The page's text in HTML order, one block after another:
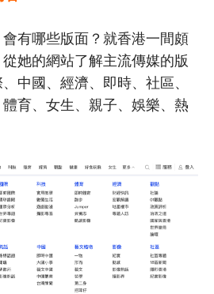
有哪些版面？就香港一間頗
她的網站了解主流傳媒的版
中國、經濟、即時、社區、
育、女生、親子、娛樂、熱